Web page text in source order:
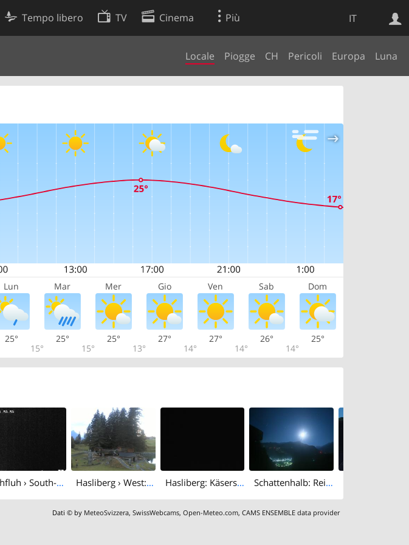
IT
Tempo libero TV Cinema Più
Locale Piogge CH Pericoli Europa Luna
Lun Mar Mer Gio Ven Sab Dom
25°
15°
25°
15°
25°
13°
27°
14°
27°
14°
26°
14°
25°
Hohfluh › South-west: Haslibergoase - Schwarzhorn Hasliberg › West: Bidmi - Kugelweg Hasliberg - Zwergenspielplatz Bidmi Hasliberg: Käserstatt - Lake Brienz Schattenhalb: Reichenbachfall
Dati © by MeteoSvizzera,SwissWebcams,Open-Meteo.com,CAMS ENSEMBLE data provider
Ricerca Web
Preferenze cookie